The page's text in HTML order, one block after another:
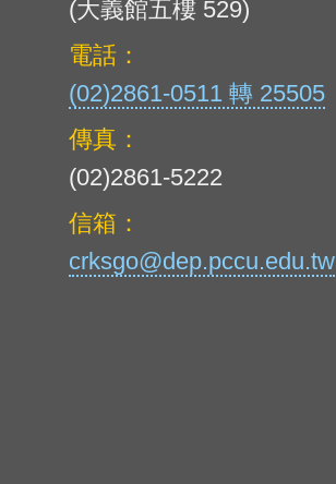
(大義館五樓 529)
電話：
(02)2861-0511 轉 25505
傳真：
(02)2861-5222
信箱：
crksgo@dep.pccu.edu.tw